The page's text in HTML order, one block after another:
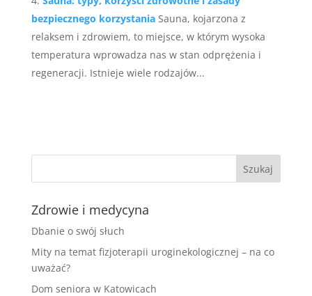
bezpiecznego korzystania Sauna, kojarzona z
relaksem i zdrowiem, to miejsce, w którym wysoka
temperatura wprowadza nas w stan odprężenia i
regeneracji. Istnieje wiele rodzajów...
Zdrowie i medycyna
Dbanie o swój słuch
Mity na temat fizjoterapii uroginekologicznej – na co
uważać?
Dom seniora w Katowicach